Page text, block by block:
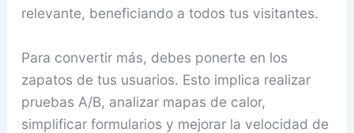
relevante, beneficiando a todos tus visitantes.
Para convertir más, debes ponerte en los
zapatos de tus usuarios. Esto implica realizar
pruebas A/B, analizar mapas de calor,
simplificar formularios y mejorar la velocidad de